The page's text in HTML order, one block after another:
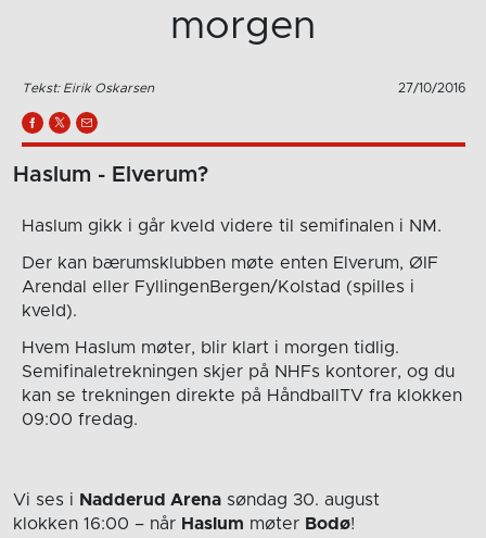
morgen
Tekst: Eirik Oskarsen 27/10/2016
Haslum - Elverum?
Haslum gikk i går kveld videre til semifinalen i NM.
Der kan bærumsklubben møte enten Elverum, ØIF
Arendal eller FyllingenBergen/Kolstad (spilles i
kveld).
Hvem Haslum møter, blir klart i morgen tidlig.
Semifinaletrekningen skjer på NHFs kontorer, og du
kan se trekningen direkte på HåndballTV fra klokken
09:00 fredag.
Vi ses i Nadderud Arena søndag 30. august
klokken 16:00 – når Haslum møter Bodø!